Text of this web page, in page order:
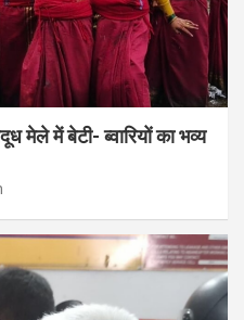
मेले में बेटी- ब्वारियों का भव्य